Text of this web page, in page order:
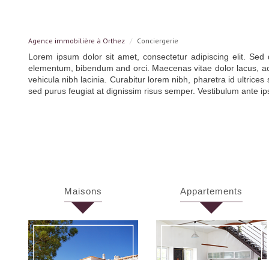
Agence immobilière à Orthez Conciergerie
Lorem ipsum dolor sit amet, consectetur adipiscing elit.
elementum, bibendum and orci. Maecenas vitae dolor lacus,
vehicula nibh lacinia. Curabitur lorem nibh, pharetra id
sed purus feugiat at dignissim risus semper. Vestibulum ante
maisons appartements